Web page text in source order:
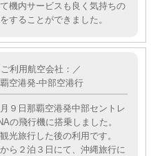
機内サービスも良く気持ちの
することができました。
利用航空会社：／
空港発-中部空港行
９日那覇空港発中部セントレ
の飛行機に搭乗しました。
光旅行した後の利用です。
ら２泊３日にて、沖縄旅行に